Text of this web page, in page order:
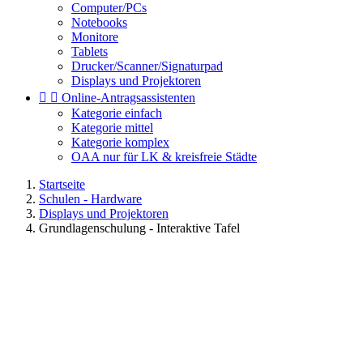
Computer/PCs
Notebooks
Monitore
Tablets
Drucker/Scanner/Signaturpad
Displays und Projektoren
  Online-Antragsassistenten
Kategorie einfach
Kategorie mittel
Kategorie komplex
OAA nur für LK & kreisfreie Städte
Startseite
Schulen - Hardware
Displays und Projektoren
Grundlagenschulung - Interaktive Tafel